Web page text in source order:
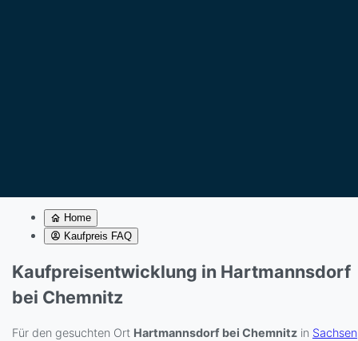
Home
Kaufpreis FAQ
Kaufpreisentwicklung in Hartmannsdorf
bei Chemnitz
Für den gesuchten Ort Hartmannsdorf bei Chemnitz in Sachsen